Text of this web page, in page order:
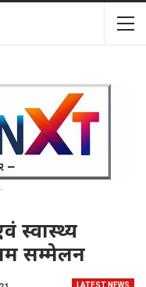
स्वास्थ्य
सम्मेलन
LATEST NEWS